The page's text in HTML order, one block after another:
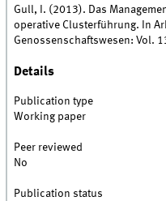
Gull, I. (2013). Das
operative Clusterführung. In
Genossenschaftswesen: Vol.
Details
Publication type
Working paper
Peer reviewed
No
Publication status